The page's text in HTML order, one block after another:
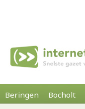
Beringen Bocholt